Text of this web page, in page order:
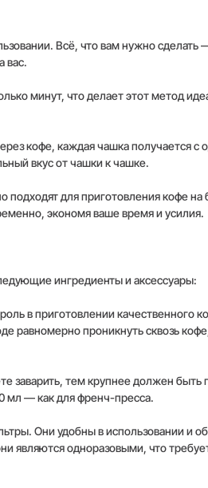
Всё, что вам нужно сделать
вас.
минут, что делает этот метод
кофе, каждая чашка получается с
вкус от чашки к чашке.
для приготовления кофе
экономя ваше время и усилия.
ингредиенты и аксессуары:
в приготовлении качественного
равномерно проникнуть сквозь
заварить, тем крупнее должен быть
мл — как для френч-пресса.
Они удобны в использовании и
являются одноразовыми, что